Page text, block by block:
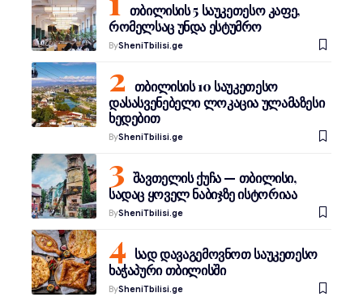
თბილისის 5 საუკეთესო კაფე,
რომელსაც უნდა ესტუმრო
BySheniTbilisi.ge
თბილისის 10 საუკეთესო
დასასვენებელი ლოკაცია ულამაზესი
ხედებით
BySheniTbilisi.ge
შავთელის ქუჩა — თბილისი,
სადაც ყოველ ნაბიჯზე ისტორიაა
BySheniTbilisi.ge
სად დავაგემოვნოთ საუკეთესო
ხაჭაპური თბილისში
BySheniTbilisi.ge